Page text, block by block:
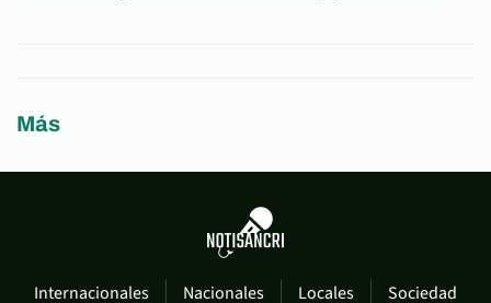
Más
Internacionales Nacionales Locales Sociedad